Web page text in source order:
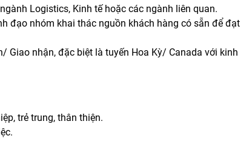
Logistics, Kinh tế hoặc các ngành liên quan.
đạo nhóm khai thác nguồn khách hàng có sẵn để đạt
Giao nhận, đặc biệt là tuyến Hoa Kỳ/ Canada với kinh
trẻ trung, thân thiện.